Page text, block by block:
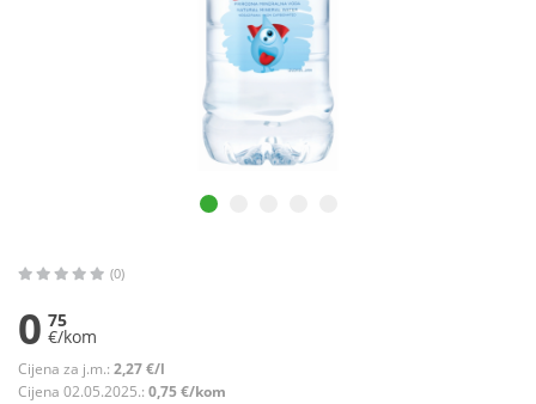
(0)
0 75
€/kom
Cijena za j.m.: 2,27 €/l
Cijena 02.05.2025.: 0,75 €/kom